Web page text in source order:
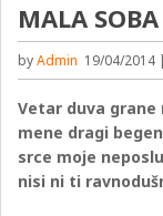
MALA
byAdmin 19/04/2014
Vetar duva grane
mene dragi
srce moje
nisi ni ti